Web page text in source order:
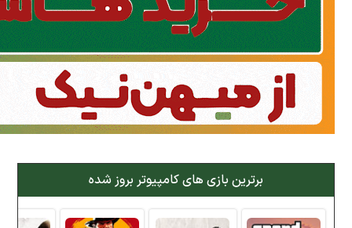
برترین بازی های کامپیوتر بروز شده